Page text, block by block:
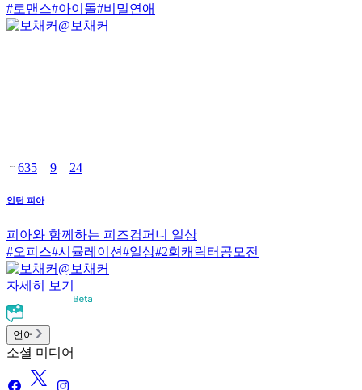
#로맨스#아이돌#비밀연애
@ 보채커
635 9 24
인턴 피아
피아와 함께하는 피즈컴퍼니 일상
#오피스#시뮬레이션#일상#2회캐릭터공모전
@ 보채커
자세히 보기
언어
소셜 미디어